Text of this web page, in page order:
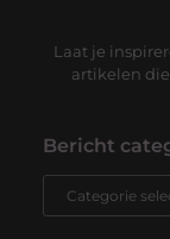
Laat je
artikelen
Bericht